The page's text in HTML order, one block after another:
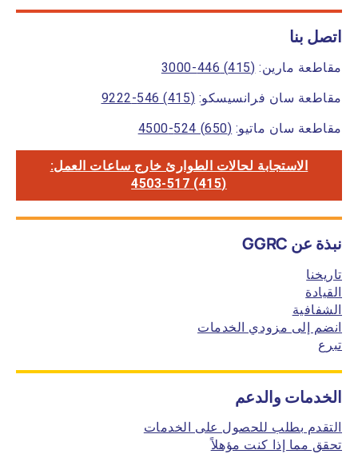
اتصل بنا
مقاطعة مارين: (415) 446-3000
مقاطعة سان فرانسيسكو: (415) 546-9222
مقاطعة سان ماتيو: (650) 524-4500
الاستجابة لحالات الطوارئ خارج ساعات العمل:
(415) 517-4503
نبذة عن GGRC
تاريخنا
القيادة
الشفافية
انضم إلى مزودي الخدمات
تبرع
الخدمات والدعم
التقدم بطلب للحصول على الخدمات
تحقق مما إذا كنت مؤهلاً